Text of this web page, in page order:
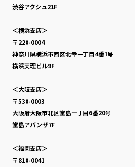
渋谷アクシュ21F
＜横浜支店＞
〒220-0004
神奈川県横浜市西区北幸一丁目4番1号
横浜天理ビル9F
＜大阪支店＞
〒530-0003
大阪府大阪市北区堂島一丁目6番20号
堂島アバンザ7F
＜福岡支店＞
〒810-0041